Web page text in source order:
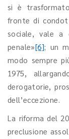
si è
fronte di
sociale, vale a
penale»[6]; un
modo sempre
1975,
derogatorie,
dell’eccezione.
La riforma del
preclusione